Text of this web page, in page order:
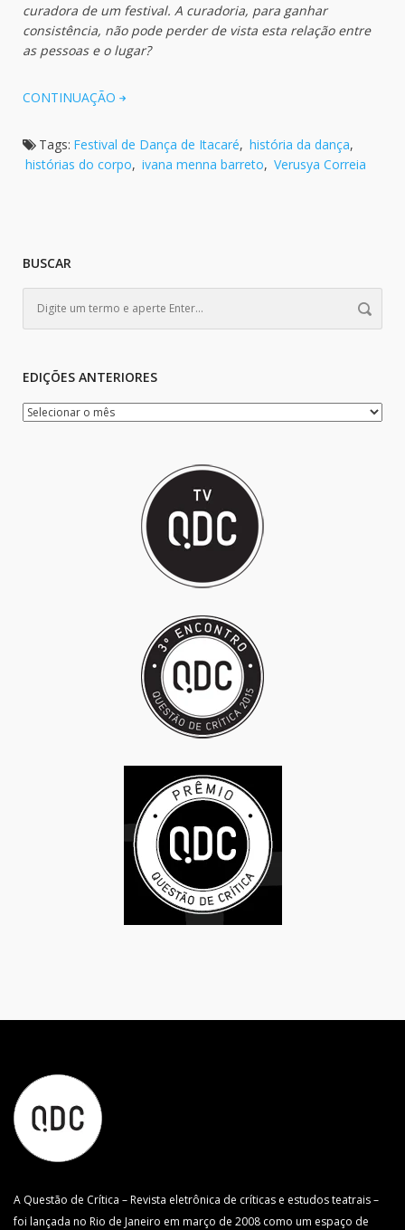
curadora de um festival. A curadoria, para ganhar
consistência, não pode perder de vista esta relação entre
as pessoas e o lugar?
CONTINUAÇÃO
Tags: Festival de Dança de Itacaré, história da dança,
histórias do corpo, ivana menna barreto, Verusya Correia
BUSCAR
EDIÇÕES ANTERIORES
A Questão de Crítica – Revista eletrônica de críticas e estudos teatrais –
foi lançada no Rio de Janeiro em março de 2008 como um espaço de